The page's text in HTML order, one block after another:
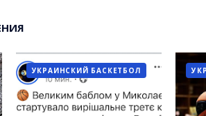
УКРАИНСКИЙ БАСКЕТБОЛ